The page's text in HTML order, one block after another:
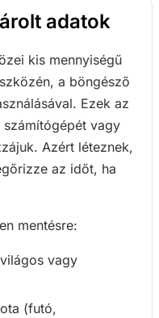
adatok
kis mennyiségű
a böngésző
Ezek az
vagy
Azért léteznek,
az időt, ha
mentésre:
vagy
(futó,